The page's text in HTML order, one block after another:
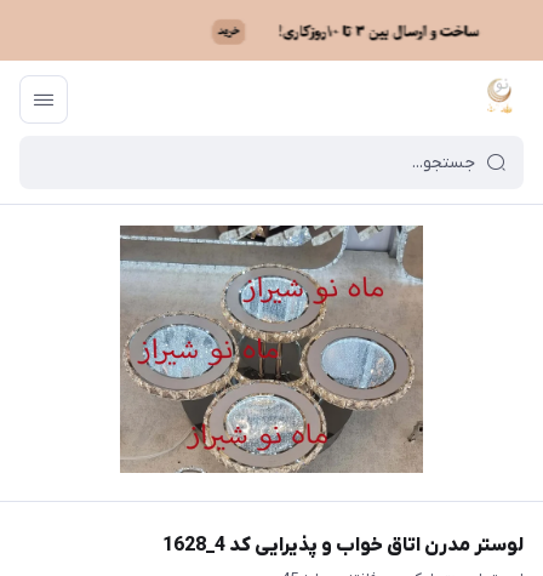
ماه نو / فهرست محصولات
لوستر مدرن اتاق خواب و پذیرایی کد 4_1628